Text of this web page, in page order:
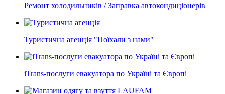
Ремонт холодильників / Заправка автокондиціонерів
Туристична агенція "Поїхали з нами"
iTrans-послуги евакуатора по Україні та Європі